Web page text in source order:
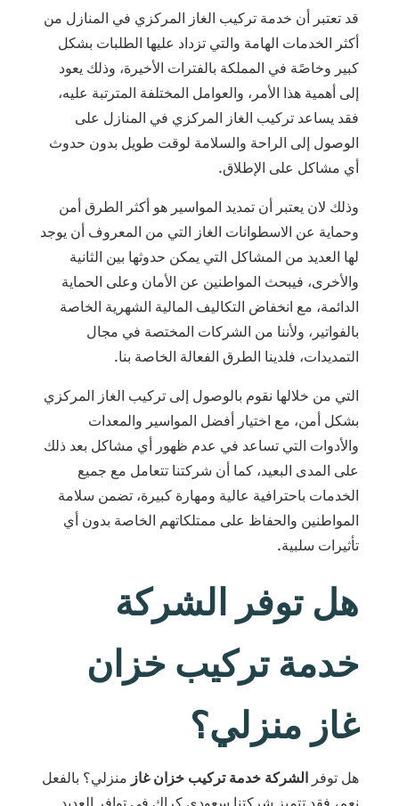
قد تعتبر أن خدمة تركيب الغاز المركزي في المنازل من
أكثر الخدمات الهامة والتي تزداد عليها الطلبات بشكل
كبير وخاصًة في المملكة بالفترات الأخيرة، وذلك يعود
إلى أهمية هذا الأمر، والعوامل المختلفة المترتبة عليه،
فقد يساعد تركيب الغاز المركزي في المنازل على
الوصول إلى الراحة والسلامة لوقت طويل بدون حدوث
أي مشاكل على الإطلاق.
وذلك لان يعتبر أن تمديد المواسير هو أكثر الطرق أمن
وحماية عن الاسطوانات الغاز التي من المعروف أن يوجد
لها العديد من المشاكل التي يمكن حدوثها بين الثانية
والأخرى، فيبحث المواطنين عن الأمان وعلى الحماية
الدائمة، مع انخفاض التكاليف المالية الشهرية الخاصة
بالفواتير، ولأننا من الشركات المختصة في مجال
التمديدات، فلدينا الطرق الفعالة الخاصة بنا.
التي من خلالها نقوم بالوصول إلى تركيب الغاز المركزي
بشكل أمن، مع اختيار أفضل المواسير والمعدات
والأدوات التي تساعد في عدم ظهور أي مشاكل بعد ذلك
على المدى البعيد، كما أن شركتنا تتعامل مع جميع
الخدمات باحترافية عالية ومهارة كبيرة، تضمن سلامة
المواطنين والحفاظ على ممتلكاتهم الخاصة بدون أي
تأثيرات سلبية.
هل توفر الشركة
خدمة تركيب خزان
غاز منزلي؟
هل توفر الشركة خدمة تركيب خزان غاز منزلي؟ بالفعل